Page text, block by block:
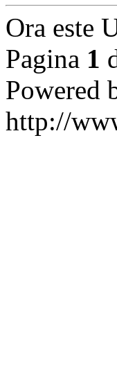
Ora este
Pagina 1
Powered
http://